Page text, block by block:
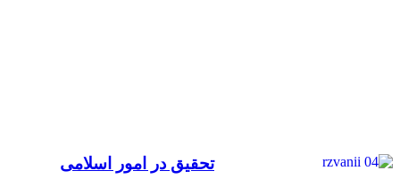
تحقیق در امور اسلامی